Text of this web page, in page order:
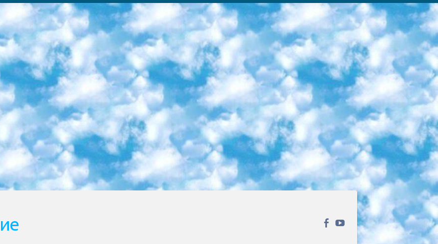
сертификат государственного образца о знании общеобразовательного предмета и как минимум национальный уровень B1 по предметам на иностранных языках, указанным в Приложении 2. или международно признанный сертификат эквивалентного уровня студенты, изучающие определенный предмет, освобождаются от экзамена; по соответствующим предметам запланирована итоговая государственная аттестация за день до дня, путем жеребьевки Рабочей группой (в письменной форме по предметам, проводимым в форме) из числа сформированных вариантов выбрано 2 варианта; 2 выбранных варианта экзамена анонсированы на официальном сайте министерства и все выпускники по всей стране на основе этих вариантов проводит итоговую государственную аттестацию. 6. Государственное образование учащихся средних общеобразовательных учреждений. знания в соответствии с квалификационными требованиями, которые необходимо приобрести на основании стандартов итоговый (выпускной) контроль для 9 и 11 классов в целях тестирования Экзамены (далее – экзамены) состоят из предметов, перечисленных в приложении 1. будет сделано. 7. Экзамены пройдут с 26 мая по 15 июня 2024 г. (кроме науки физического воспитания). 8. Физическая для учащихся 9 классов общесредних образовательных учреждений. Экзамены по предмету «Образование, квалификация медицина» 1-6 мая 2024 года. сотрудники перевести под присмотр (с отклонениями в физическом или умственном развитии) специализированная школа для детей, школы-интернаты и со сколиозом школы-интернаты санаторного типа для больных детей исключены). 9. Он был слепым, слабовидящим и имел нарушения опорно-двигательного аппарата. экзамены в специализированных школах и интернатах для детей должны проводиться исходя из требований, предъявляемых к общеобразовательным учреждениям (физкультура кроме науки). 10. Специализированная школа для глухих и слабослышащих детей. и экзамены в интернатах и быть реализован в виде письменного теста по математике. 11. Специальность для умственно отсталых детей. Для 9 класса Родной язык и литературное письмо Государственный язык (язык обучения – узбекский). для неклассов) написано Математическое письмо Письменная/устная история Узбекистана Физическое воспитание практично Итоговый контроль Для 11 класса Написание родного языка и литературы (эссе) Математическое письмо Узбекский язык (обучение на узбекском языке) не посещающее общее среднее образование для учреждений)/Образовательное учреждение выбор письменный и устный Иностранный язык письменный/устный Письменная/устная история Узбекистана *По выбору студента:  Химия  Физика  Основы государственного права  География 10 бесплатных образовательных ресурсов - Мы составили подборку онлайн-проектов с интерактивными упражнениями, видеолекциями и статьями. Они помогут вам обрести новые и освежить старые знания бесплатно. 1. «ИНТУИТ» Старейшая образовательная площадка Рунета. Здесь вы найдёте сотни текстовых и видеокурсов на десятки различных тем — от программирования до психологии. Многие курсы подготовлены российскими университетами и крупными международными компаниями вроде Intel и Microsoft. Самостоятельное обучение бесплатное, но желающие могут оплатить услуги персональных наставников. 2. «Смартия» знакомит с актуальными профессиями и подсказывает, как им обучаться. Выбрав заинтересовавшую вас специальность — SMM-специалист, фотограф, веб-дизайнер или другую, — увидите список необходимых для неё умений. Чтобы вы могли освоить их самостоятельно, для каждого умения площадка отображает подборку ссылок на учебные материалы. Хотя «Смартия» ориентируется на русскоязычную аудиторию, часть контента всё же доступна только на английском. 3. «Лекторий Физтеха» Проект Московского физико-технического института (Физтеха). С его помощью вы можете смотреть онлайн серии лекций, записанные на видео в этом вузе. В числе доступных предметов — физика, биология, химия, информационные технологии и другие. К некоторым лекциям администрация ресурса прилагает готовые конспекты, которые можно скачивать в PDF-формате. 4. ITMOcourses Онлайн-площадка Санкт-Петербургского национального исследовательского университета информационных технологий, механики и оптики (ИТМО). Ресурс предоставляет свободный доступ к курсам, разработанным в этом вузе. Каталог материалов разбит на четыре категории: «Оптические системы и технологии», «Приборостроение и робототехника», «Информационные технологии» и «Биотехнологии». Курсы состоят из видеолекций, интерактивных демонстраций и заданий. 5. «КиберЛенинка» Электронная научная библиотека открытого доступа. Каталог площадки регулярно обрастает текстами статей из различных научных изданий. Сгруппированные по журналам и рубрикам публикации можно читать онлайн или скачивать целиком в PDF-формате. Проект нацелен на популяризацию науки за счёт открытого доступа к качественной информации. 6. «ПостНаука» На этом ресурсе публикуют подборки видеолекций, составленные экспертами из разных отраслей и объединённые общими темами. Среди них, к примеру, есть серии «Биоинформатика и геномика», «Культура средневековой Скандинавии» и Cinema Studies о теории кино. Каждая подборка лекций — логически связанная история, рассказанная экспертом от первого лица. Кроме того, на сайте появляются научно-образовательные статьи и тесты на разные темы. 7. «Newочём» Команда проекта «Newочём» отбирает самые интересные тексты из англоязычных СМИ и переводит те из них, за которые голосуют участники сообщества «ВКонтакте». По большей части это научно-популярные статьи. Редакторы придумывают лишь заголовки, в остальном содержание переводов соответствует оригиналам. Полные тексты можно читать прямо в социальной сети. 8. InternetUrok Онлайн-база материалов по основным дисциплинам школьной программы. Информация на сайте структурирована по классам, предметам и темам (урокам). Каждый урок состоит из видеолекций и конспектов. Есть также интерактивные тренажёры и тесты для закрепления пройденного материала. Даже если вы давно окончили школу, возможность повторить программу старших классов всегда может пригодиться. 9. Edutainme Ещё один ресурс об образовании. В отличие от Newtonew, как мне кажется, Edutainme больше ориентируется на представителей индустрии: педагогов, предпринимателей, разработчиков образовательных проектов. Но и любой, кто просто стремится к саморазвитию, найдёт на сайте много полезного и интересного для себя. Например, информацию о новых курсах и образовательных сервисах. 10. Newtonew Онлайн-медиа об образовании и обучении в широком смысле. Авторы Newtonew пишут об инструментах, заведениях, тактиках и стратегиях, которые помогают учить других и получать новые знания самостоятельно. На этой площадке вы найдёте новости, обзоры, аналитические мат